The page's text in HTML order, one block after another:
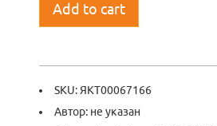
Add to cart
SKU: ЯКТ00067166
Автор: не указан